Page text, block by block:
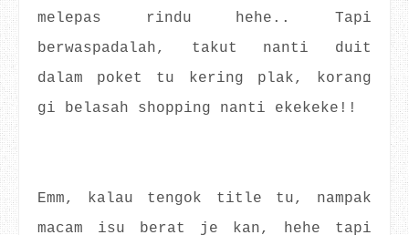
melepas rindu hehe.. Tapi
berwaspadalah, takut nanti duit
dalam poket tu kering plak, korang
gi belasah shopping nanti ekekeke!!
Emm, kalau tengok title tu, nampak
macam isu berat je kan, hehe tapi